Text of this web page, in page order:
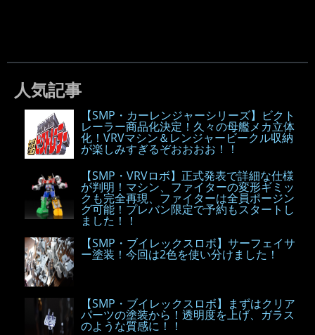
人気記事
【SMP・カーレンジャーシリーズ】ビクト
レーラー商品化決定！久々の母艦メカ立体
化！VRVマシン＆レンジャービークル収納
が楽しみすぎるぞおおおお！！
【SMP・VRVロボ】正式発表で詳細な仕様
が判明！マシン、ファイターの変形ギミッ
クも完全再現、ファイターは全員ポージン
グ可能！プレバン限定で予約もスタートし
ました！！
【SMP・ブイレックスロボ】サーフェイサ
ー塗装！今回は2色を使い分けました！
【SMP・ブイレックスロボ】まずはクリア
パーツの塗装から！透明度を上げ、ガラス
のような質感に！！